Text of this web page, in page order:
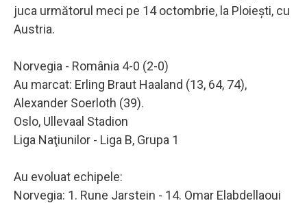
juca următorul meci pe 14 octombrie, la Ploieşti, cu
Austria.
Norvegia - România 4-0 (2-0)
Au marcat: Erling Braut Haaland (13, 64, 74),
Alexander Soerloth (39).
Oslo, Ullevaal Stadion
Liga Naţiunilor - Liga B, Grupa 1
Au evoluat echipele:
Norvegia: 1. Rune Jarstein - 14. Omar Elabdellaoui